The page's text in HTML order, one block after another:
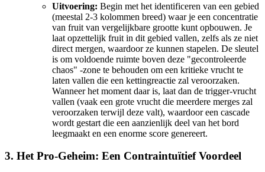
Uitvoering: Begin met het identificeren van een gebied
(meestal 2-3 kolommen breed) waar je een concentratie
van fruit van vergelijkbare grootte kunt opbouwen. Je
laat opzettelijk fruit in dit gebied vallen, zelfs als ze niet
direct mergen, waardoor ze kunnen stapelen. De sleutel
is om voldoende ruimte boven deze "gecontroleerde
chaos" -zone te behouden om een kritieke vrucht te
laten vallen die een kettingreactie zal veroorzaken.
Wanneer het moment daar is, laat dan de trigger-vrucht
vallen (vaak een grote vrucht die meerdere merges zal
veroorzaken terwijl deze valt), waardoor een cascade
wordt gestart die een aanzienlijk deel van het bord
leegmaakt en een enorme score genereert.
3. Het Pro-Geheim: Een Contraintuïtief Voordeel